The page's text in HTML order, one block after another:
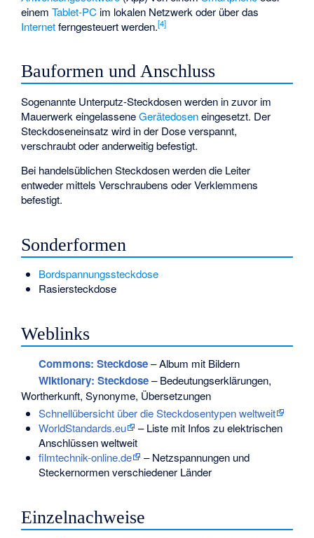
einemTablet-PC im lokalen Netzwerk oder über das
Internetferngesteuert werden.[4]
Bauformen und Anschluss
Sogenannte Unterputz-Steckdosen werden in zuvor im
Mauerwerk eingelasseneGerätedoseneingesetzt. Der
Steckdoseneinsatz wird in der Dose verspannt,
verschraubt oder anderweitig befestigt.
Bei handelsüblichen Steckdosen werden die Leiter
entweder mittels Verschraubens oder Verklemmens
befestigt.
Sonderformen
Bordspannungssteckdose
Rasiersteckdose
Weblinks
Commons: Steckdose– Album mit Bildern
Wiktionary: Steckdose– Bedeutungserklärungen,
Wortherkunft, Synonyme, Übersetzungen
Schnellübersicht über die Steckdosentypen weltweit
WorldStandards.eu
– Liste mit Infos zu elektrischen
Anschlüssen weltweit
filmtechnik-online.de
– Netzspannungen und
Steckernormen verschiedener Länder
Einzelnachweise